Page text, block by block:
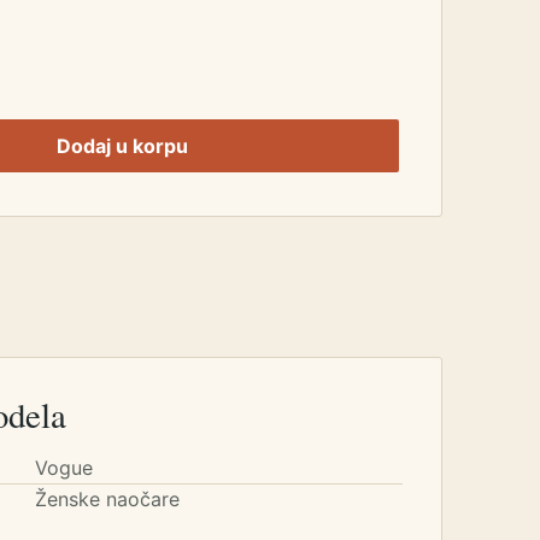
Dodaj u korpu
Vogue
Ženske naočare